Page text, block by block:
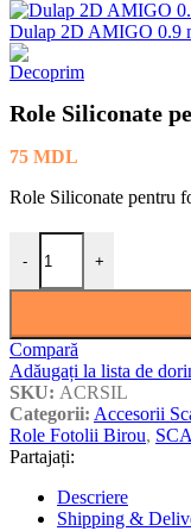
Dulap 2D AMIGO 0.9
Role Siliconate
75 MDL
Role Siliconate pentru
-
Cantitate Role
+
Compară
Adăugați la lista de
SKU: ACRSIL
Categorii: Accesorii
Role Fotolii Birou,
Partajați:
Descriere
Shipping &